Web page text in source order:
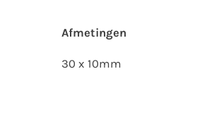
Afmetingen
30 x 10mm